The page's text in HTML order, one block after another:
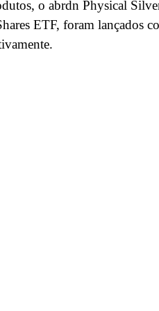
o abrdn Physical
ETF, foram lançados